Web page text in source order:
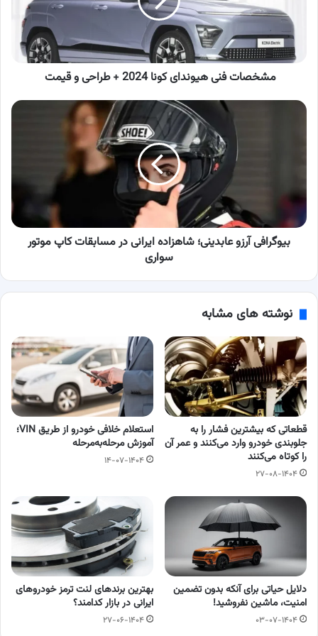
طراحی
قیمت
مشخصات فنی هیوندای کونا 2024 + طراحی و قیمت
بیوگرافی
مسابقات
موتور
سواریبیوگرافی آرزو عابدینی؛ شاهزاده ایرانی در مسابقات کاپ موتور
سواری
نوشته های مشابه
قطعاتی که بیشترین فشار را به
جلوبندی خودرو وارد می‌کنند و عمر آن
را کوتاه می‌کنند
۲۷-۰۸-۱۴۰۴
استعلام خلافی خودرو از طریق VIN؛
آموزش مرحله‌به‌مرحله
۱۴-۰۷-۱۴۰۴
دلایل حیاتی برای آنکه بدون تضمین
امنیت، ماشین نفروشید!
۰۳-۰۷-۱۴۰۴
بهترین برندهای لنت ترمز خودروهای
ایرانی در بازار کدامند؟
۲۷-۰۶-۱۴۰۴